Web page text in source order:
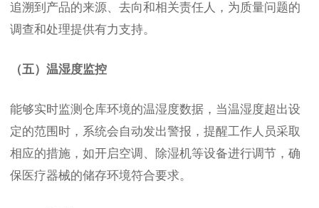
追溯到产品的来源、去向和相关责任人，为质量问题的
调查和处理提供有力支持。
（五）温湿度监控
能够实时监测仓库环境的温湿度数据，当温湿度超出设
定的范围时，系统会自动发出警报，提醒工作人员采取
相应的措施，如开启空调、除湿机等设备进行调节，确
保医疗器械的储存环境符合要求。